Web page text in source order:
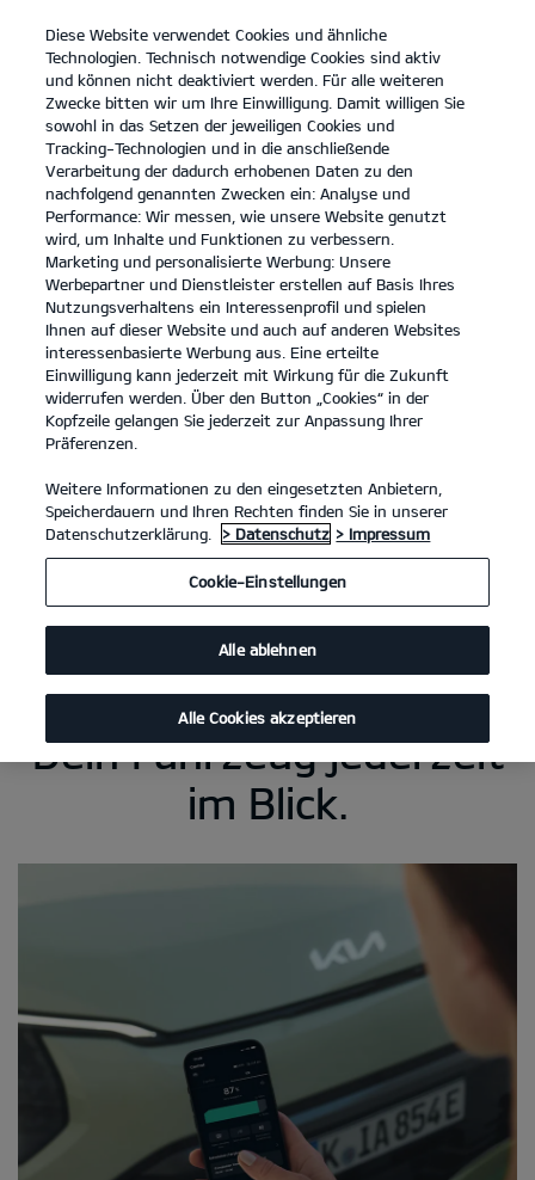
open
menu
KONTAKT
KIA APP
Diese Website verwendet Cookies und ähnliche
Technologien. Technisch notwendige Cookies sind aktiv
und können nicht deaktiviert werden. Für alle weiteren
Zwecke bitten wir um Ihre Einwilligung. Damit willigen Sie
sowohl in das Setzen der jeweiligen Cookies und
Tracking-Technologien und in die anschließende
Verarbeitung der dadurch erhobenen Daten zu den
nachfolgend genannten Zwecken ein: Analyse und
Performance: Wir messen, wie unsere Website genutzt
wird, um Inhalte und Funktionen zu verbessern.
Marketing und personalisierte Werbung: Unsere
Werbepartner und Dienstleister erstellen auf Basis Ihres
Nutzungsverhaltens ein Interessenprofil und spielen
Ihnen auf dieser Website und auch auf anderen Websites
interessenbasierte Werbung aus. Eine erteilte
Einwilligung kann jederzeit mit Wirkung für die Zukunft
widerrufen werden. Über den Button „Cookies“ in der
Kopfzeile gelangen Sie jederzeit zur Anpassung Ihrer
Präferenzen.
Weitere Informationen zu den eingesetzten Anbietern,
Speicherdauern und Ihren Rechten finden Sie in unserer
Datenschutzerklärung.
> Datenschutz > Impressum
Cookie-Einstellungen
Alle ablehnen
Alle Cookies akzeptieren